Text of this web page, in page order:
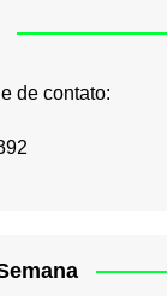
de contato: